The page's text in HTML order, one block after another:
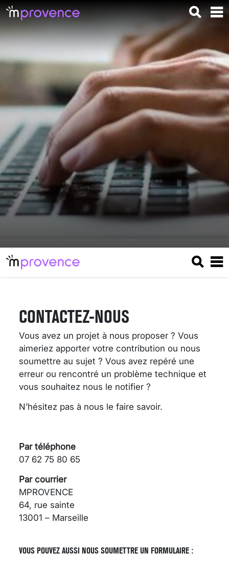
CONTACTEZ-NOUS
Vous avez un projet à nous proposer ? Vous
aimeriez apporter votre contribution ou nous
soumettre au sujet ? Vous avez repéré une
erreur ou rencontré un problème technique et
vous souhaitez nous le notifier ?
N’hésitez pas à nous le faire savoir.
Par téléphone
07 62 75 80 65
Par courrier
MPROVENCE
64, rue sainte
13001 – Marseille
VOUS POUVEZ AUSSI NOUS SOUMETTRE UN FORMULAIRE :
POUR TOUTES LES